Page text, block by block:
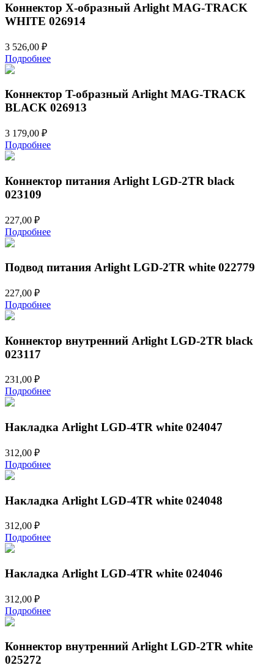
Коннектор Х-образный Arlight MAG-TRACK
WHITE 026914
3 526,00 ₽
Подробнее
Коннектор T-образный Arlight MAG-TRACK
BLACK 026913
3 179,00 ₽
Подробнее
Коннектор питания Arlight LGD-2TR black
023109
227,00 ₽
Подробнее
Подвод питания Arlight LGD-2TR white 022779
227,00 ₽
Подробнее
Коннектор внутренний Arlight LGD-2TR black
023117
231,00 ₽
Подробнее
Накладка Arlight LGD-4TR white 024047
312,00 ₽
Подробнее
Накладка Arlight LGD-4TR white 024048
312,00 ₽
Подробнее
Накладка Arlight LGD-4TR white 024046
312,00 ₽
Подробнее
Коннектор внутренний Arlight LGD-2TR white
025272